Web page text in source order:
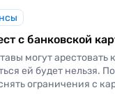
с банковской
могут арестовать
ей будет нельзя.
ограничения с